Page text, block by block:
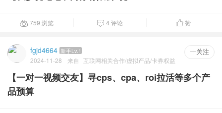
759 浏览  4 评论 赞
fgjd4664 新手Lv.1
2024-11-28 来自 互联网相关合作/虚拟产品/卡券权益
 关注
【一对一视频交友】寻cps、cpa、roi拉活等多个产
品预算